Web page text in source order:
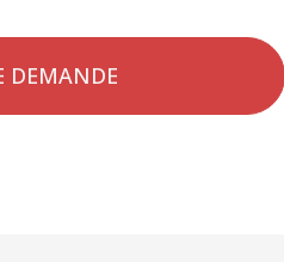
DEMANDE